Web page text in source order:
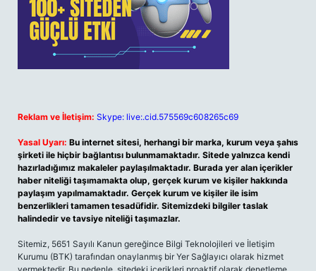
Reklam ve İletişim: Skype: live:.cid.575569c608265c69
Yasal Uyarı: Bu internet sitesi, herhangi bir marka, kurum veya şahıs
şirketi ile hiçbir bağlantısı bulunmamaktadır. Sitede yalnızca kendi
hazırladığımız makaleler paylaşılmaktadır. Burada yer alan içerikler
haber niteliği taşımamakta olup, gerçek kurum ve kişiler hakkında
paylaşım yapılmamaktadır. Gerçek kurum ve kişiler ile isim
benzerlikleri tamamen tesadüfidir. Sitemizdeki bilgiler taslak
halindedir ve tavsiye niteliği taşımazlar.
Sitemiz, 5651 Sayılı Kanun gereğince Bilgi Teknolojileri ve İletişim
Kurumu (BTK) tarafından onaylanmış bir Yer Sağlayıcı olarak hizmet